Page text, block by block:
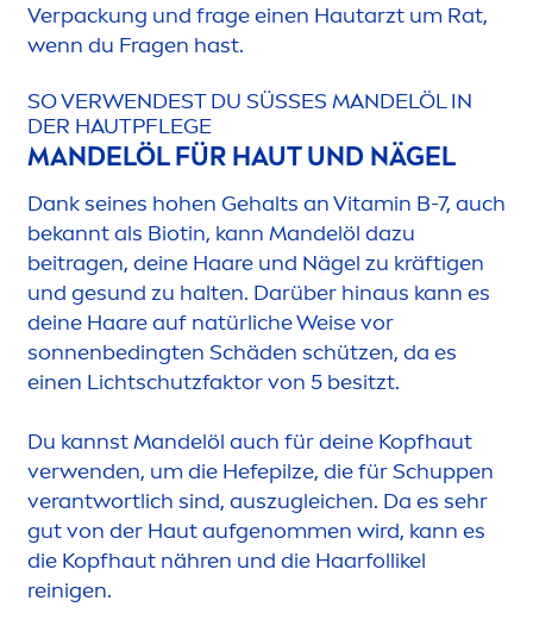
Verpackung und frage einen Hautarzt um Rat,
wenn du Fragen hast.
SO VERWENDEST DU SÜSSES MANDELÖL IN D
ER HAUTPFLEGE
MANDELÖL FÜR HAUT UND NÄGEL
Dank seines hohen Gehalts anVitamin B-7, auch
bekannt als Biotin, kann Mandelöl dazu
beitragen, deine Haare und Nägel zu kräftigen
und gesund zu halten. Darüber hinaus kann es
deine Haare auf natürliche Weise vor
sonnenbedingten Schäden schützen, da es
einen Lichtschutzfaktor von 5 besitzt.
Du kannst Mandelöl auch für deine Kopfhaut
verwenden, um die Hefepilze, die für Schuppen
verantwortlich sind, auszugleichen. Da es sehr
gut von der Haut aufgenommen wird, kann es
die Kopfhaut nähren und die Haarfollikel
reinigen.